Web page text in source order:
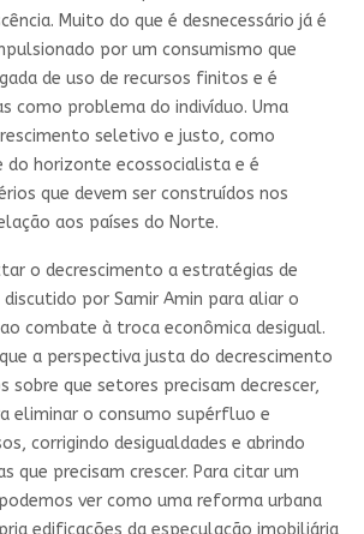
Muito do que é desnecessário já é
por um consumismo que
de uso de recursos finitos e é
como problema do indivíduo. Uma
seletivo e justo, como
horizonte ecossocialista e é
que devem ser construídos nos
aos países do Norte.
o decrescimento a estratégias de
por Samir Amin para aliar o
combate à troca econômica desigual.
a perspectiva justa do decrescimento
sobre que setores precisam decrescer,
eliminar o consumo supérfluo e
corrigindo desigualdades e abrindo
que precisam crescer. Para citar um
ver como uma reforma urbana
edificações da especulação imobiliária